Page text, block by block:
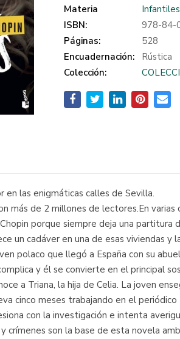
Materia
ISBN:
978-84-
Páginas:
528
Encuadernación:
Rústica
Colección:
en las enigmáticas calles de Sevilla.
más de 2 millones de lectores.En
porque siempre deja una
un cadáver en una de esas viviendas y
polaco que llegó a España con su
y él se convierte en el principal
a Triana, la hija de Celia. La joven
cinco meses trabajando en el
con la investigación e intenta
crímenes son la base de esta novela